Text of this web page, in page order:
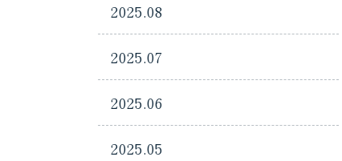
2025.08
2025.07
2025.06
2025.05